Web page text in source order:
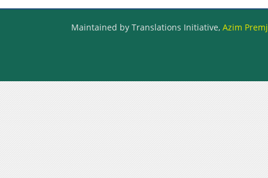
Maintained by Translations Initiative, Azim